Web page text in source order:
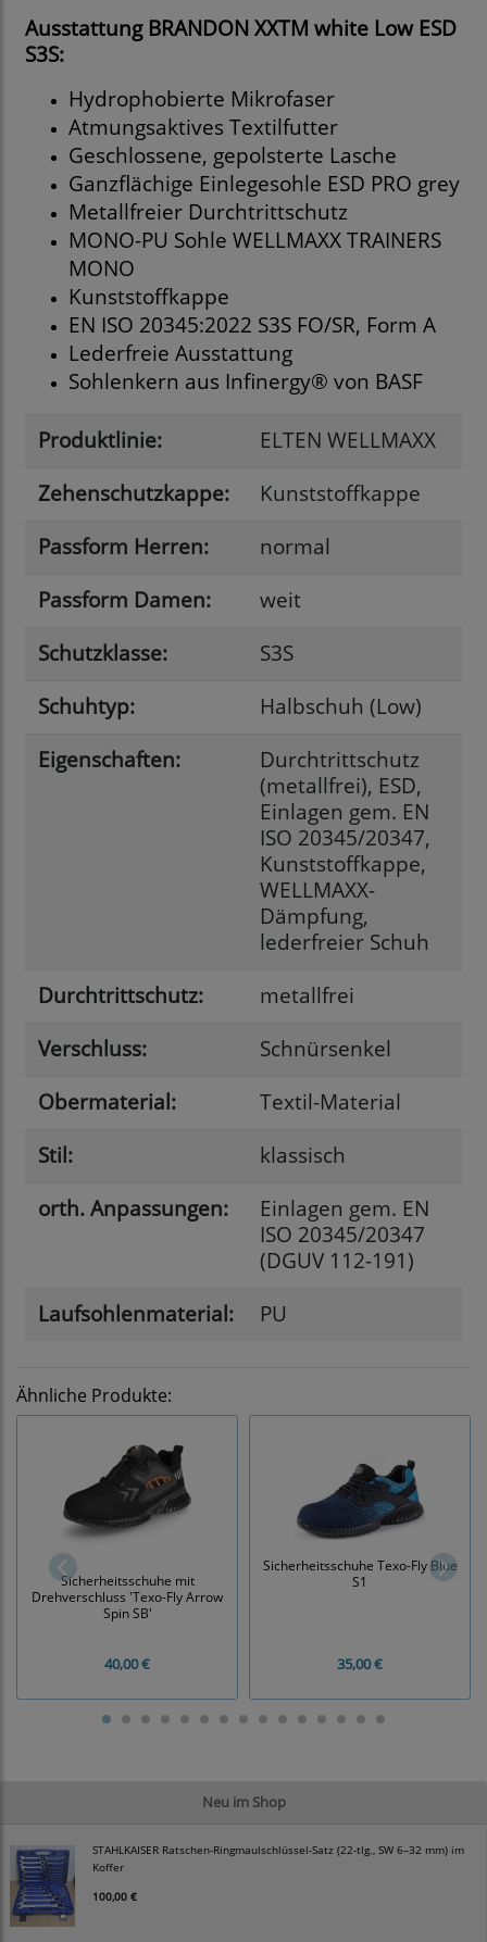
Neu im Shop
STAHLKAISER Ratschen-Ringmaulschlüssel-Satz (22-tlg., SW 6–32 mm) im
Koffer
100,00 €
Ausstattung BRANDON XXTM white Low ESD
S3S:
Hydrophobierte Mikrofaser
Atmungsaktives Textilfutter
Geschlossene, gepolsterte Lasche
Ganzflächige Einlegesohle ESD PRO grey
Metallfreier Durchtrittschutz
MONO-PU Sohle WELLMAXX TRAINERS
MONO
Kunststoffkappe
EN ISO 20345:2022 S3S FO/SR, Form A
Lederfreie Ausstattung
Sohlenkern aus Infinergy® von BASF
Produktlinie:
ELTEN WELLMAXX
Zehenschutzkappe:
Kunststoffkappe
Passform Herren:
normal
Passform Damen:
weit
Schutzklasse:
S3S
Schuhtyp:
Halbschuh (Low)
Eigenschaften:
Durchtrittschutz
(metallfrei), ESD,
Einlagen gem. EN
ISO 20345/20347,
Kunststoffkappe,
WELLMAXX-
Dämpfung,
lederfreier Schuh
Durchtrittschutz:
metallfrei
Verschluss:
Schnürsenkel
Obermaterial:
Textil-Material
Stil:
klassisch
orth. Anpassungen:
Einlagen gem. EN
ISO 20345/20347
(DGUV 112-191)
Laufsohlenmaterial:
PU
Ähnliche Produkte:
Sicherheitsschuhe mit
Drehverschluss 'Texo-Fly Arrow
Spin SB'
40,00 €
Sicherheitsschuhe Texo-Fly Blue
S1
35,00 €